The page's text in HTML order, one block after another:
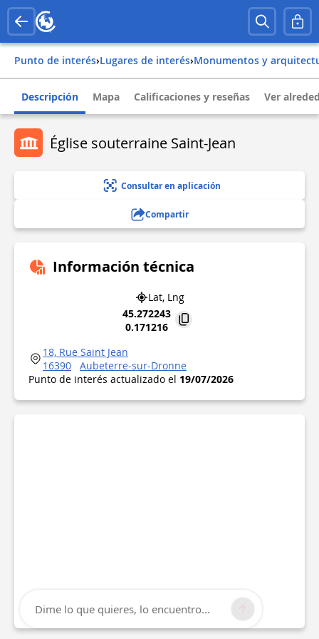
Punto de interés› Lugares de interés› Monumentos y
Descripción Mapa Calificaciones y reseñas Ver
Église souterraine Saint-Jean
Consultar en aplicación
Compartir
Información técnica
Lat, Lng
45.272243
0.171216
18, Rue Saint Jean
16390
Aubeterre-sur-Dronne
Punto de interés actualizado el 19/07/2026
Dime lo que quieres, lo encuentro...